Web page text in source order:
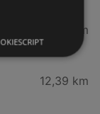
2,77 km
12,39 km